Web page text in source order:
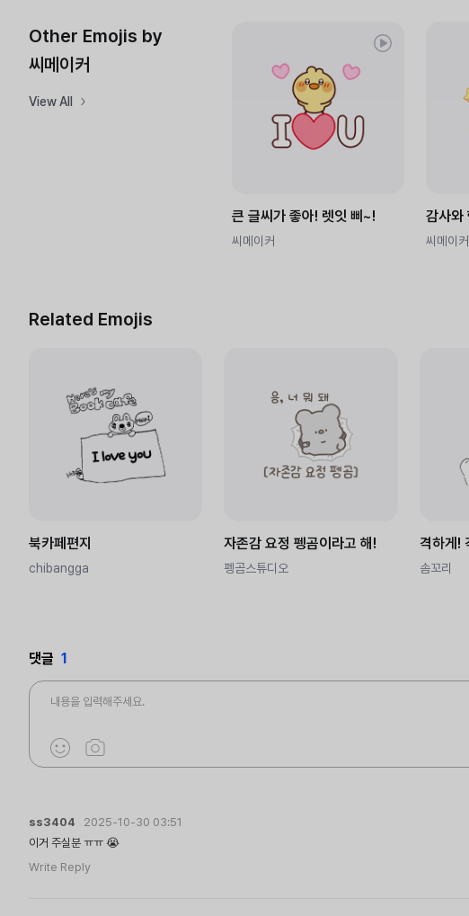
Other Emojis by
씨메이커
View All
큰 글씨가 좋아! 렛잇 삐~!
씨메이커 씨메이커
Related Emojis
북카페편지
chibangga
자존감 요정 펭곰이라고 해!
펭곰스튜디오
격하게!
솜꼬리
댓글 1
ss3404
2025-10-30 03:51
이거 주실분 ㅠㅠ 😭
Write Reply